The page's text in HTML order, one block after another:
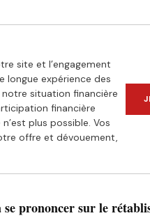
site et l’engagement
longue expérience des
situation financière
financière
plus possible. Vos
offre et dévouement,
prononcer sur le